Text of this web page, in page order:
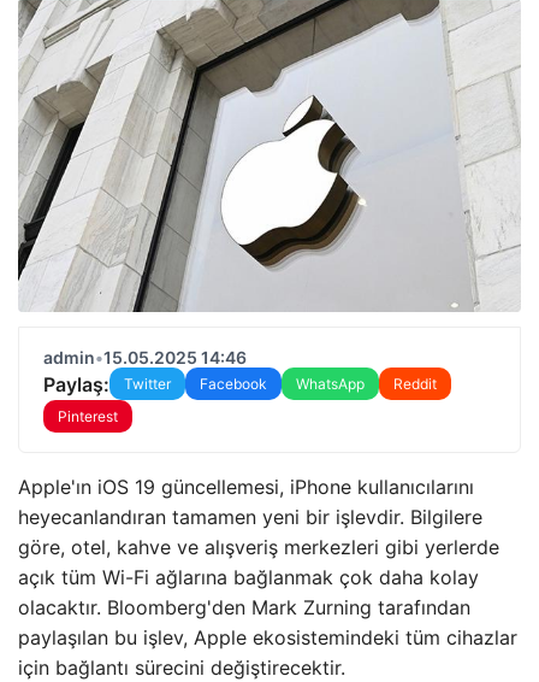
admin•15.05.2025 14:46
Paylaş: Twitter Facebook WhatsApp
Reddit
Pinterest
Apple'ın iOS 19 güncellemesi, iPhone kullanıcılarını
heyecanlandıran tamamen yeni bir işlevdir. Bilgilere
göre, otel, kahve ve alışveriş merkezleri gibi yerlerde
açık tüm Wi-Fi ağlarına bağlanmak çok daha kolay
olacaktır. Bloomberg'den Mark Zurning tarafından
paylaşılan bu işlev, Apple ekosistemindeki tüm cihazlar
için bağlantı sürecini değiştirecektir.